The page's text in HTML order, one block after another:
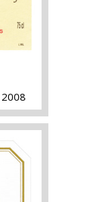
2008